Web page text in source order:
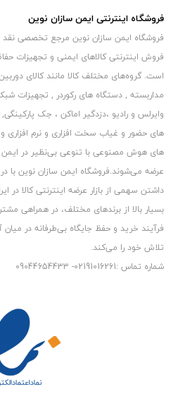
این دستگاه ضبط دوربین مداربسته
باشد.
کاناله1080P برند HIDEVISION :
دارای کیفیت تصویر
پشتیبانی از 16 دوربین مداربسته (دستگاه دی وی آر 16 کاناله)
دارای 2 درگاه خروجی صدا جهت دریافت صدا از 2 دوربین مداربسته
تصاویر بر روی تلویزیون یا مانیتور
روی فلش مموری و اتصال موس
دارای منوی فارسی و تاریخ هجری
فروشگاه اینترنتی ایمن سازان نوین
فروشگاه ایمن سازان نوین مرجع تخصصی
فروش اینترنتی کالاهای ایمنی و تجهیزات
است. گروه‏‏‌های مختلف کالا مانند کالای
مداربسته , دستگاه های رکوردر , تجهیزات
وایرلس و رادیو ،دزدگیر اماکن ، جک
های حضور و غیاب سخت افزاری و نرم
های هوش مصنوعی با تنوعی بی‌نظیر در ایمن
عرضه می‏‏‏‌شوند.فروشگاه ایمن سازان نوین با در
داشتن سهمی از بازار عرضه اینترنتی کالا در
بسیار بالا از برندهای مختلف، در همراهی
فرآیند خرید و حفظ جایگاه بی‏‏‏‌طرفانه در میان
تلاش خود را می‌‏‏کند.
شماره تماس :02191016261- 09044654433